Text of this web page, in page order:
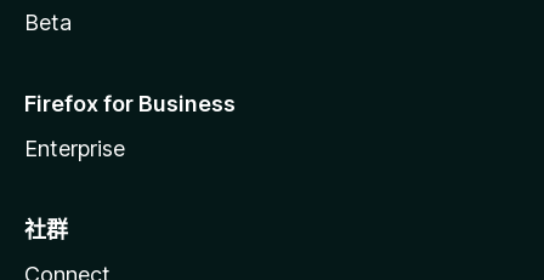
Beta
Firefox for Business
Enterprise
社群
Connect